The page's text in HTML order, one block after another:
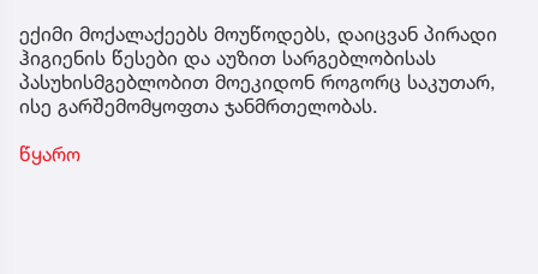
ექიმი მოქალაქეებს მოუწოდებს, დაიცვან პირადი
ჰიგიენის წესები და აუზით სარგებლობისას
პასუხისმგებლობით მოეკიდონ როგორც საკუთარ,
ისე გარშემომყოფთა ჯანმრთელობას.
წყარო